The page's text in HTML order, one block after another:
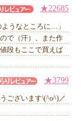
★22685
うなところに…」
で（汗）、また作
段もここで買えば
★3799
ございます\(^o^)／